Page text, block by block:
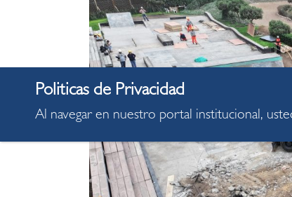
Al navegar en nuestro portal institucional,